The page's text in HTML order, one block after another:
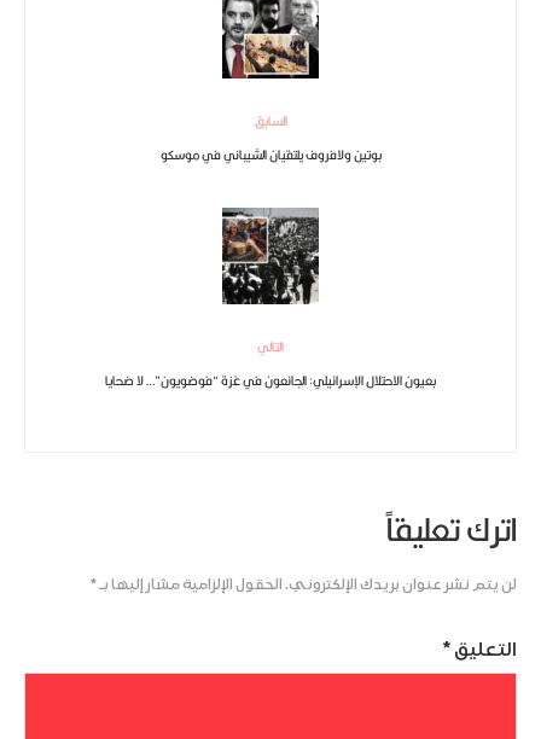
السابق
بوتين ولافروف يلتقيان الشيباني في موسكو
التالي
بعيون الاحتلال الإسرائيلي: الجائعون في غزة “فوضويون”… لا ضحايا
اترك تعليقاً
لن يتم نشر عنوان بريدك الإلكتروني. الحقول الإلزامية مشار إليها بـ*
التعليق *